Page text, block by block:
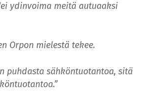
ydinvoima meitä autuaaksi
Orpon mielestä tekee.
puhdasta sähköntuotantoa, sitä